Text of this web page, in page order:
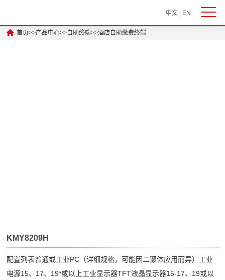
中文| EN
首页>>产品中心>>自助终端>>酒店自助缴费终端
KMY8209H
配置列表普通或工业PC（详细规格，可能因二聚体应用而异）工业
电源15、17、19*或以上工业显示器TFT液晶显示器15-17、19或以